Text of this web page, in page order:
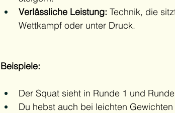
Verlässliche Leistung: Technik, die
Wettkampf oder unter Druck.
Beispiele:
Der Squat sieht in Runde 1 und
Du hebst auch bei leichten